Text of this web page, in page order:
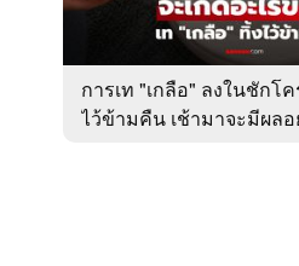
tencentthbd
การเท "เกลือ" ลงในชักโ
ไว้ข้ามคืน เช้ามาจะมีผลอ